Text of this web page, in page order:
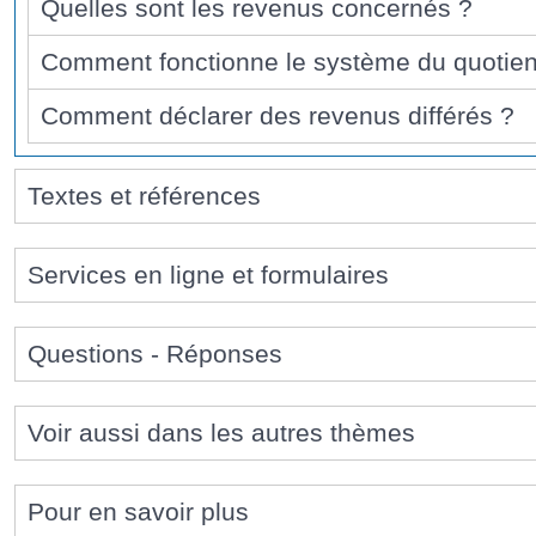
Quelles sont les revenus concernés ?
Comment fonctionne le système du
Comment déclarer des revenus différés ?
Textes et références
Services en ligne et formulaires
Questions - Réponses
Voir aussi dans les autres thèmes
Pour en savoir plus